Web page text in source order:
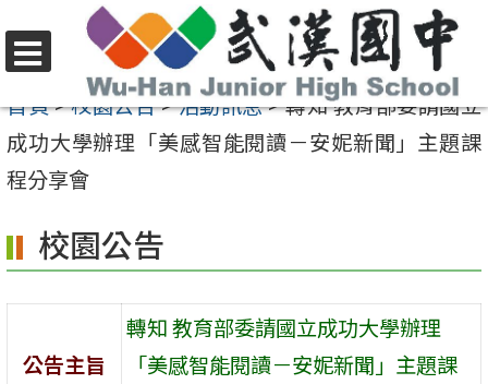
至
要
內
區
選
單
首頁>校園公告>活動訊息>轉知 教育部委請國立
成功大學辦理「美感智能閱讀－安妮新聞」主題課
程分享會
校園公告
公告主旨
轉知 教育部委請國立成功大學辦理
「美感智能閱讀－安妮新聞」主題課